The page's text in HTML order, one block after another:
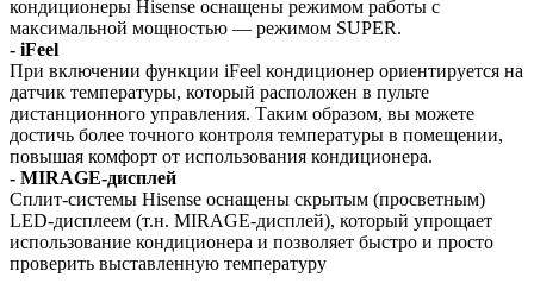
кондиционеры Hisense оснащены режимом работы с
максимальной мощностью — режимом SUPER.
- iFeel
При включении функции iFeel кондиционер ориентируется на
датчик температуры, который расположен в пульте
дистанционного управления. Таким образом, вы можете
достичь более точного контроля температуры в помещении,
повышая комфорт от использования кондиционера.
- MIRAGE-дисплей
Сплит-системы Hisense оснащены скрытым (просветным)
LED-дисплеем (т.н. MIRAGE-дисплей), который упрощает
использование кондиционера и позволяет быстро и просто
проверить выставленную температуру